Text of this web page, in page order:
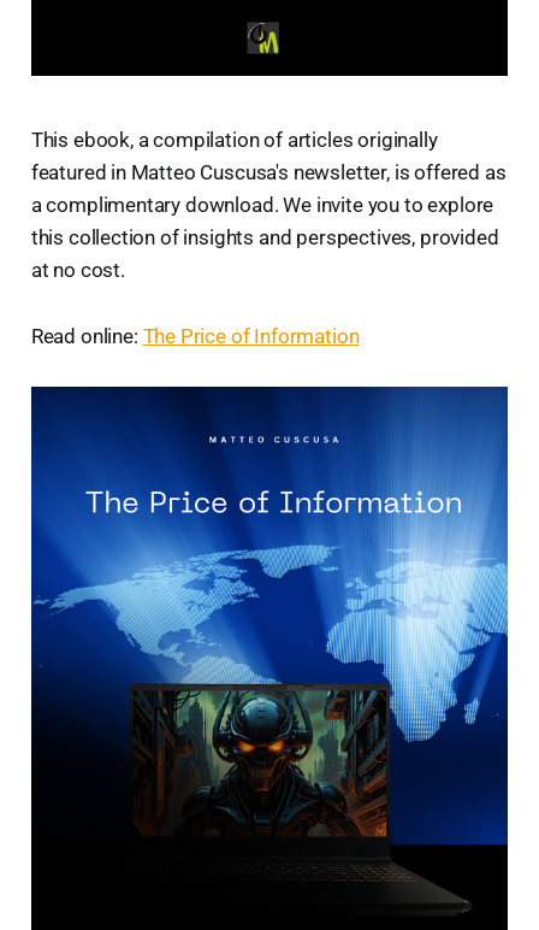
This ebook, a compilation of articles originally
featured in Matteo Cuscusa's newsletter, is offered as
a complimentary download. We invite you to explore
this collection of insights and perspectives, provided
at no cost.
Read online: The Price of Information